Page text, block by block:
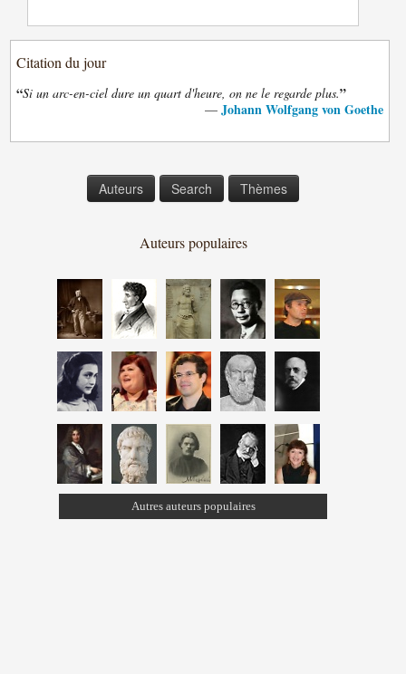
Citation du jour
“Si un arc-en-ciel dure un quart d'heure, on ne le regarde plus.”
— Johann Wolfgang von Goethe
Auteurs Search Thèmes
Auteurs populaires
Autres auteurs populaires